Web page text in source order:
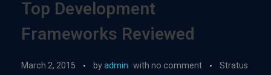
Top Development
Frameworks Reviewed
March 2, 2015 byadmin with no comment
Stratus